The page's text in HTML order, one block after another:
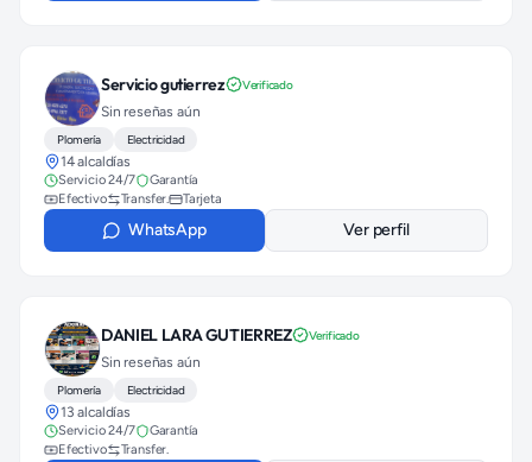
Servicio gutierrez Verificado
Sin reseñas aún
Plomería Electricidad
14 alcaldías
Servicio 24/7
Garantía
Efectivo
Transfer. Tarjeta
WhatsApp Ver perfil
DANIEL LARA GUTIERREZ Verificado
Sin reseñas aún
Plomería Electricidad
13 alcaldías
Servicio 24/7
Garantía
Efectivo
Transfer.